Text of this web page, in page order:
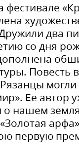
фестивале
два
со дня
Повесть
Ее автор
о нашем
первую